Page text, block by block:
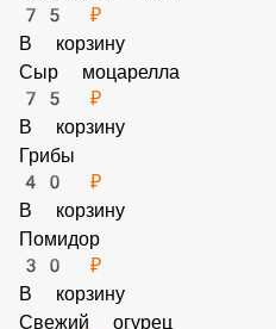
Картофель фри
75 ₽
В корзину
Сыр моцарелла
75 ₽
В корзину
Грибы
40 ₽